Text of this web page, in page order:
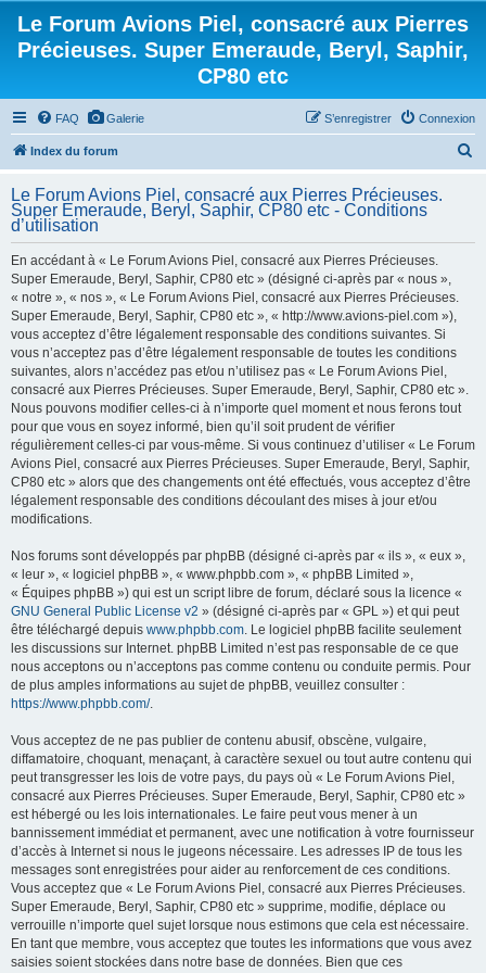
Le Forum Avions Piel, consacré aux Pierres
Précieuses. Super Emeraude, Beryl, Saphir,
CP80 etc
FAQ Galerie Connexion
S’enregistrer
Index du forum
Le Forum Avions Piel, consacré aux Pierres Précieuses.
Super Emeraude, Beryl, Saphir, CP80 etc - Conditions
d’utilisation
En accédant à « Le Forum Avions Piel, consacré aux Pierres Précieuses.
Super Emeraude, Beryl, Saphir, CP80 etc » (désigné ci-après par « nous »,
« notre », « nos », « Le Forum Avions Piel, consacré aux Pierres Précieuses.
Super Emeraude, Beryl, Saphir, CP80 etc », « http://www.avions-piel.com »),
vous acceptez d’être légalement responsable des conditions suivantes. Si
vous n’acceptez pas d’être légalement responsable de toutes les conditions
suivantes, alors n’accédez pas et/ou n’utilisez pas « Le Forum Avions Piel,
consacré aux Pierres Précieuses. Super Emeraude, Beryl, Saphir, CP80 etc ».
Nous pouvons modifier celles-ci à n’importe quel moment et nous ferons tout
pour que vous en soyez informé, bien qu’il soit prudent de vérifier
régulièrement celles-ci par vous-même. Si vous continuez d’utiliser « Le Forum
Avions Piel, consacré aux Pierres Précieuses. Super Emeraude, Beryl, Saphir,
CP80 etc » alors que des changements ont été effectués, vous acceptez d’être
légalement responsable des conditions découlant des mises à jour et/ou
modifications.
Nos forums sont développés par phpBB (désigné ci-après par « ils », « eux »,
« leur », « logiciel phpBB », « www.phpbb.com », « phpBB Limited »,
« Équipes phpBB ») qui est un script libre de forum, déclaré sous la licence «
GNU General Public License v2 » (désigné ci-après par « GPL ») et qui peut
être téléchargé depuis www.phpbb.com. Le logiciel phpBB facilite seulement
les discussions sur Internet. phpBB Limited n’est pas responsable de ce que
nous acceptons ou n’acceptons pas comme contenu ou conduite permis. Pour
de plus amples informations au sujet de phpBB, veuillez consulter :
https://www.phpbb.com/.
Vous acceptez de ne pas publier de contenu abusif, obscène, vulgaire,
diffamatoire, choquant, menaçant, à caractère sexuel ou tout autre contenu qui
peut transgresser les lois de votre pays, du pays où « Le Forum Avions Piel,
consacré aux Pierres Précieuses. Super Emeraude, Beryl, Saphir, CP80 etc »
est hébergé ou les lois internationales. Le faire peut vous mener à un
bannissement immédiat et permanent, avec une notification à votre fournisseur
d’accès à Internet si nous le jugeons nécessaire. Les adresses IP de tous les
messages sont enregistrées pour aider au renforcement de ces conditions.
Vous acceptez que « Le Forum Avions Piel, consacré aux Pierres Précieuses.
Super Emeraude, Beryl, Saphir, CP80 etc » supprime, modifie, déplace ou
verrouille n’importe quel sujet lorsque nous estimons que cela est nécessaire.
En tant que membre, vous acceptez que toutes les informations que vous avez
saisies soient stockées dans notre base de données. Bien que ces